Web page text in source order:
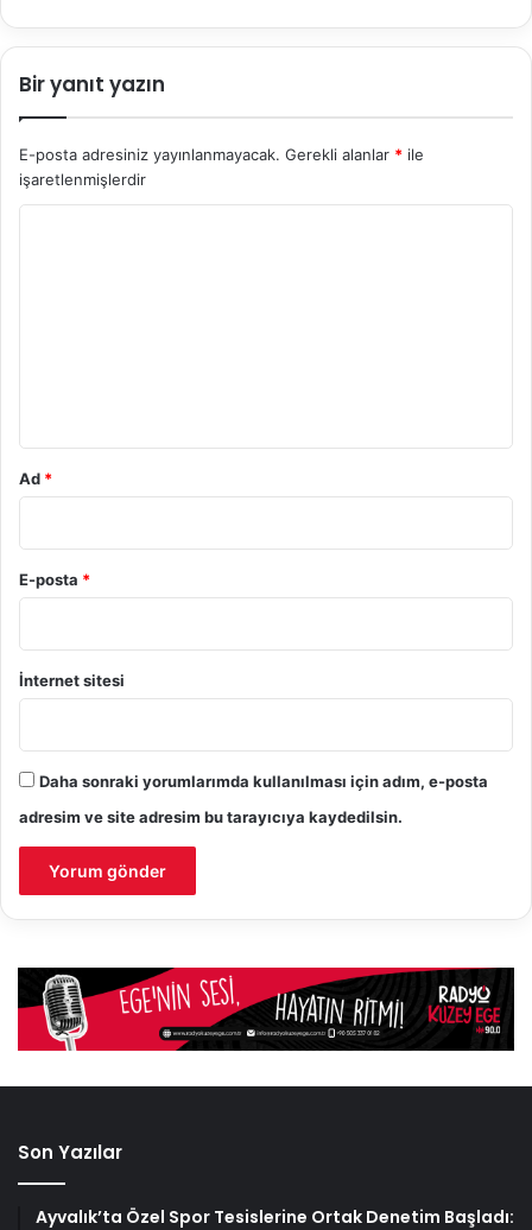
Bir yanıt yazın
E-posta adresiniz yayınlanmayacak. Gerekli alanlar * ile
işaretlenmişlerdir
Ad *
E-posta *
İnternet sitesi
Daha sonraki yorumlarımda kullanılması için adım, e-posta
adresim ve site adresim bu tarayıcıya kaydedilsin.
Son Yazılar
Ayvalık’ta Özel Spor Tesislerine Ortak Denetim Başladı: